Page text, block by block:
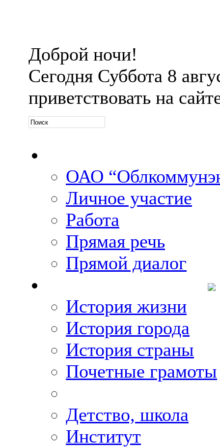
Доброй ночи!
Сегодня Суббота 8
приветствовать на
ОАО
Личное участие
Работа
Прямая речь
Прямой диалог
История жизни
История города
История страны
Почетные грамоты
Детство, школа
Институт